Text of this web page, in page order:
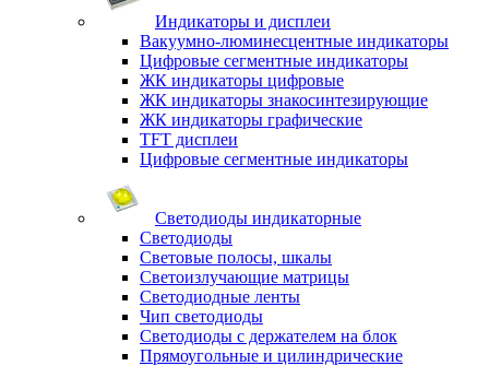
Индикаторы и дисплеи
Вакуумно-люминесцентные индикаторы
Цифровые сегментные индикаторы
ЖК индикаторы цифровые
ЖК индикаторы знакосинтезирующие
ЖК индикаторы графические
TFT дисплеи
Цифровые сегментные индикаторы
Светодиоды индикаторные
Светодиоды
Световые полосы, шкалы
Светоизлучающие матрицы
Светодиодные ленты
Чип светодиоды
Светодиоды с держателем на блок
Прямоугольные и цилиндрические